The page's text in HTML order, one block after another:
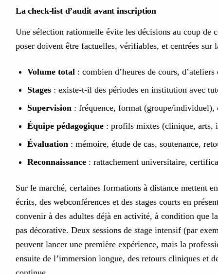
La check-list d’audit avant inscription
Une sélection rationnelle évite les décisions au coup de
poser doivent être factuelles, vérifiables, et centrées sur
Volume total : combien d’heures de cours,
Stages : existe-t-il des périodes en institution avec
Supervision : fréquence, format (groupe/individuel),
Équipe pédagogique : profils mixtes (clinique, arts,
Évaluation : mémoire, étude de cas, soutenance,
Reconnaissance : rattachement universitaire,
Sur le marché, certaines formations à distance mettent
écrits, des webconférences et des stages courts en
convenir à des adultes déjà en activité, à condition que
pas décorative. Deux sessions de stage intensif (par
peuvent lancer une première expérience, mais la
ensuite de l’immersion longue, des retours cliniques et